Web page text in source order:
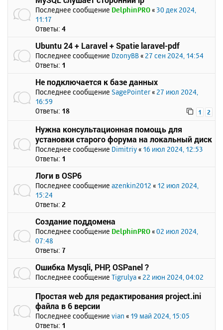
Последнее сообщение DelphinPRO « 30 дек 2024,
11:17
Ответы: 4
Ubuntu 24 + Laravel + Spatie laravel-pdf
Последнее сообщение DzonyBB « 27 сен 2024, 14:54
Ответы: 1
Не подключается к базе данных
Последнее сообщение SagePointer « 27 июл 2024,
16:59
Ответы: 18 1 2
Нужна консультационная помощь для
установки старого форума на локальный диск
Последнее сообщение Dimitriy « 16 июл 2024, 12:53
Ответы: 1
Логи в OSP6
Последнее сообщение azenkin2012 « 12 июл 2024,
15:24
Ответы: 2
Создание поддомена
Последнее сообщение DelphinPRO «02 июл 2024,
07:48
Ответы: 7
Ошибка Mysqli, PHP, OSPanel ?
Последнее сообщение Tigrulya « 22 июн 2024, 04:02
Простая web для редактирования project.ini
файла в 6 версии
Последнее сообщение vian « 19 май 2024, 15:05
Ответы: 1